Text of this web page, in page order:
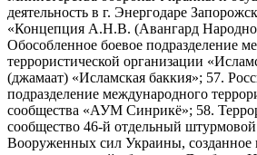
деятельность в г. Энергодаре
«Концепция А.Н.В. (Авангард
Обособленное боевое подразделение
террористической организации
(джамаат) «Исламская баккия»; 57.
подразделение международного
сообщества «АУМ Синрикё»; 58.
сообщество 46-й отдельный штурмовой
Вооруженных сил Украины, созданное